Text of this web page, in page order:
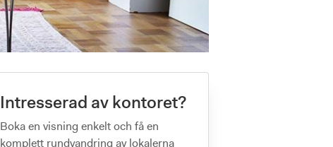
Intresserad av kontoret?
Boka en visning enkelt och få en
komplett rundvandring av lokalerna